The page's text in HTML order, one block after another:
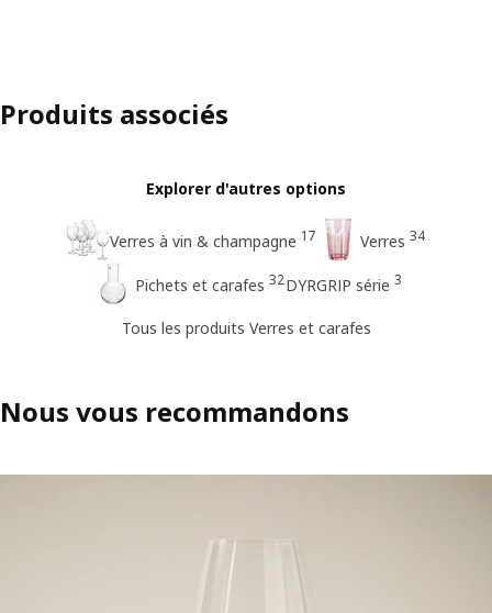
Produits associés
Explorer d'autres options
Verres à vin & champagne 17 Verres 34
Pichets et carafes 32DYRGRIP série 3
Tous les produits Verres et carafes
Nous vous recommandons